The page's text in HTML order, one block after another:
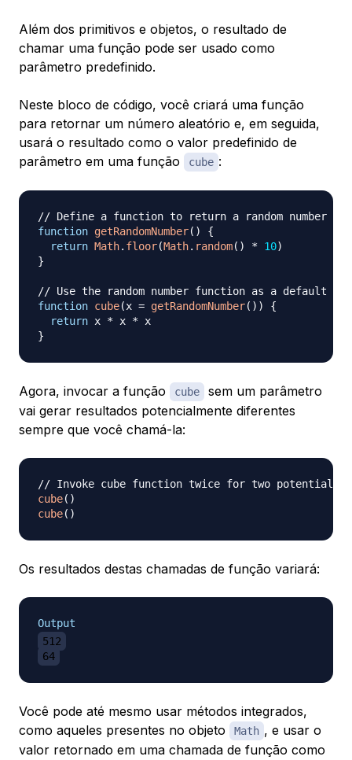
Além dos primitivos e objetos, o resultado de
chamar uma função pode ser usado como
parâmetro predefinido.
Neste bloco de código, você criará uma função
para retornar um número aleatório e, em seguida,
usará o resultado como o valor predefinido de
parâmetro em uma função
cube :
// Define a function to return a random number
function getRandomNumber( )
{
return Math. floor(Math. random( ) * 10)
}
// Use the random number function as a default
function cube(x = getRandomNumber( ) )
{
return x * x *
}
Agora, invocar a função cube
sem um parâmetro
vai gerar resultados potencialmente diferentes
sempre que você chamá-la:
// Invoke cube function twice for two
cube( )
cube( )
Os resultados destas chamadas de função variará:
Output
512
64
Você pode até mesmo usar métodos integrados,
como aqueles presentes no objeto
Math , e usar o
valor retornado em uma chamada de função como